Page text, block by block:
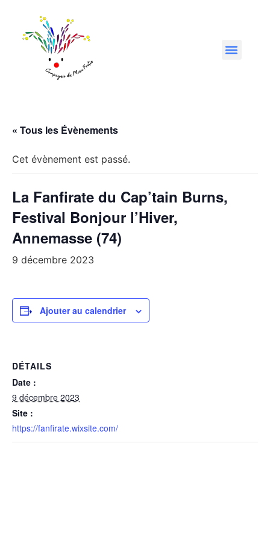
« Tous les Évènements
Cet évènement est passé.
La Fanfirate du Cap’tain Burns,
Festival Bonjour l’Hiver,
Annemasse (74)
9 décembre 2023
Ajouter au calendrier
DÉTAILS
Date :
9 décembre 2023
Site :
https://fanfirate.wixsite.com/